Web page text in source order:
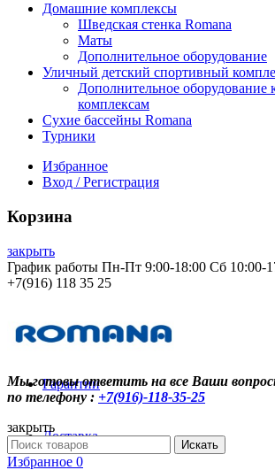
Домашние комплексы
Шведская стенка Romana
Маты
Дополнительное оборудование
Уличный детский спортивный
Дополнительное оборудование
комплексам
Сухие бассейны Romana
Турники
Избранное
Вход / Регистрация
Корзина
закрыть
График работы Пн-Пт 9:00-18:00 Сб 10:00-
+7(916) 118 35 25
Контакты
Гарантии
Доставка
Мы готовы ответить на все Ваши
по телефону : +7(916)-118-35-25
закрыть
Search
for:
Искать
Избранное 0